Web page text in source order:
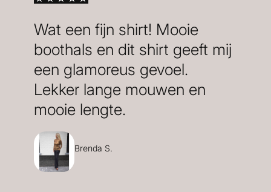
Wat een fijn shirt! Mooie
boothals en dit shirt geeft mij
een glamoreus gevoel.
Lekker lange mouwen en
mooie lengte.
Brenda S.